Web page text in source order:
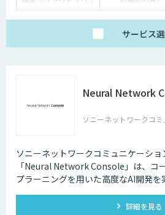
ーション）、オンプレ
に応じて柔軟に対応し
ます。データ処理のみ
希望する場合は、目安
サービス
Neural Network
ソニーネットワークコ
ソニーネットワークコミュニケーシ
「Neural Network Console」は、コ
プラーニングを用いた高度なAI開発を
詳細を見る